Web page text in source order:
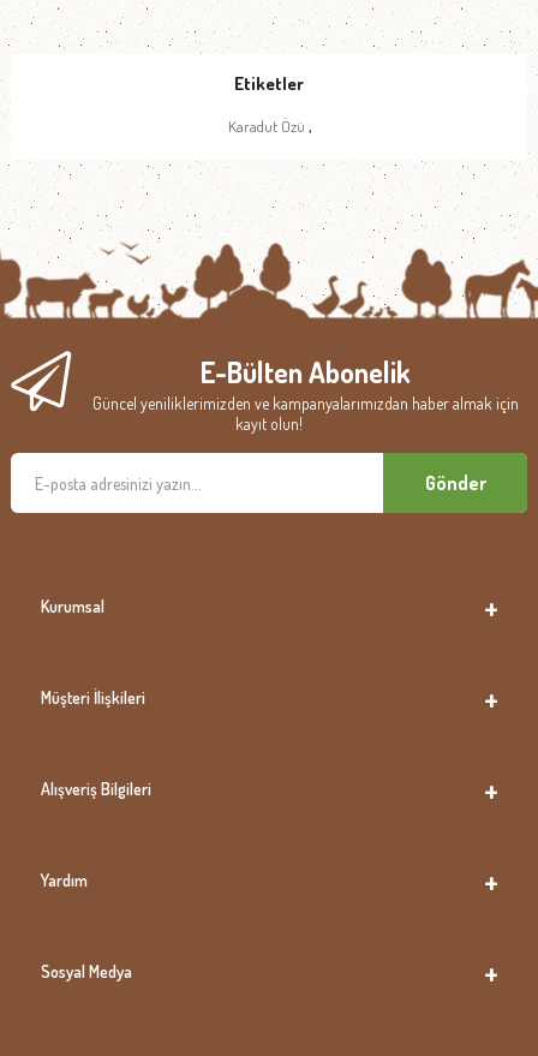
Etiketler
Karadut Özü ,
E-Bülten Abonelik
Güncel yeniliklerimizden ve kampanyalarımızdan haber almak için
kayıt olun!
Gönder
Kurumsal
Müşteri İlişkileri
Alışveriş Bilgileri
Yardım
Sosyal Medya